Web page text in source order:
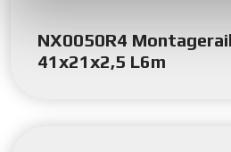
NX0050R4
41x21x2,5 L6m